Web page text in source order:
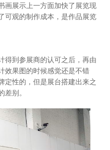
画展示上一方面加快了展览现
可观的制作成本，是作品展览
得到参展商的认可之后，再由
效果图的时候感觉还是不错
定性的，但是展台搭建出来之
别。